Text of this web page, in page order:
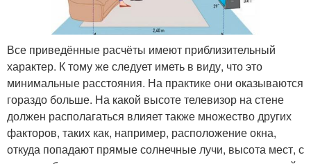
Все приведённые расчёты имеют приблизительный
характер. К тому же следует иметь в виду, что это
минимальные расстояния. На практике они оказываются
гораздо больше. На какой высоте телевизор на стене
должен располагаться влияет также множество других
факторов, таких как, например, расположение окна,
откуда попадают прямые солнечные лучи, высота мест, с